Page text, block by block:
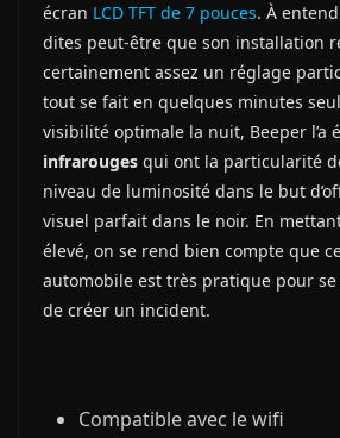
écran LCD TFT de 7 pouces. À
dites peut-être que son installation
certainement assez un réglage
tout se fait en quelques minutes
visibilité optimale la nuit, Beeper l’a
infrarouges qui ont la particularité
niveau de luminosité dans le but
visuel parfait dans le noir. En
élevé, on se rend bien compte que
automobile est très pratique pour
de créer un incident.
Compatible avec le wifi